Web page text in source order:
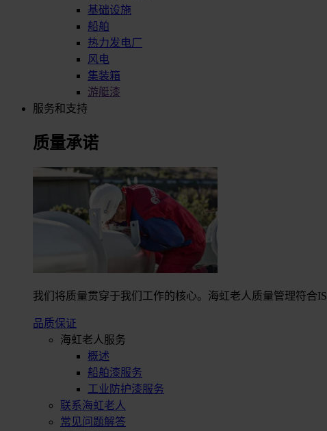
基础设施
船舶
热力发电厂
风电
集装箱
游艇漆
服务和支持
质量承诺
我们将质量贯穿于我们工作的核心。海虹老人质量管理符合
品质保证
海虹老人服务
概述
船舶漆服务
工业防护漆服务
联系海虹老人
常见问题解答